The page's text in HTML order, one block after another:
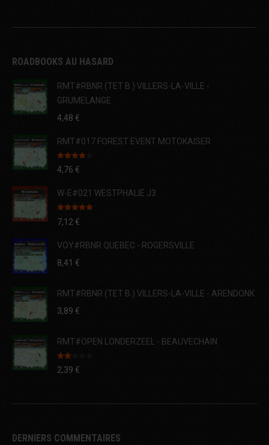
ROADBOOKS AU HASARD
RMT#RBNR (TET B.) VILLERS-LA-VILLE -
GRUMELANGE
4,48 €
RMT#017 FOREST EVENT MOTOKAISER
Note 4.00
sur 5
4,76 €
W-E#021 WESTPHALIE J3
Note 5.00
sur 5
7,12 €
VOY#RBNR QUEBEC - ROGERSVILLE
8,41 €
RMT#RBNR (TET B.) VILLERS-LA-VILLE - ARENDONK
3,89 €
RMT#OPEN LONDERZEEL - BEAUVECHAIN
Note
2.00
2,39 €
DERNIERS COMMENTAIRES